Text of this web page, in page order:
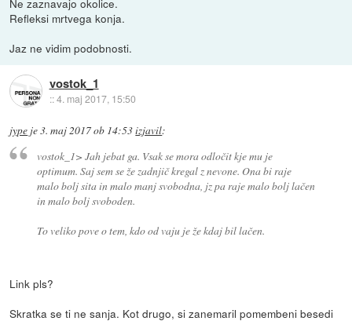
Refleksi mrtvega konja.
Jaz ne vidim podobnosti.
vostok_1
::4. maj 2017, 15:50
jype je3. maj 2017 ob 14:53izjavil:
vostok_1> Jah jebat ga. Vsak se mora odločit kje mu je
optimum. Saj sem se že zadnjič kregal z nevone. Ona bi raje
malo bolj sita in malo manj svobodna, jz pa raje malo bolj lačen
in malo bolj svoboden.
To veliko pove o tem, kdo od vaju je že kdaj bil lačen.
Link pls?
Skratka se ti ne sanja. Kot drugo, si zanemaril pomembeni besedi